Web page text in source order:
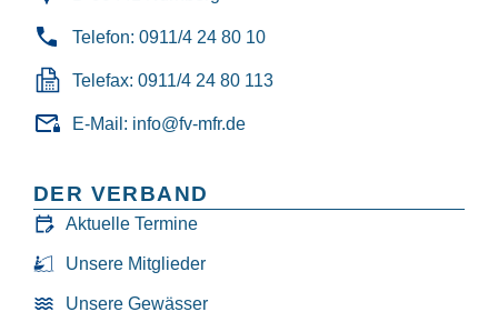
Telefon: 0911/4 24 80 10
Telefax: 0911/4 24 80 113
E-Mail: info@fv-mfr.de
DER VERBAND
Aktuelle Termine
Unsere Mitglieder
Unsere Gewässer